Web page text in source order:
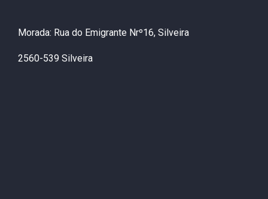
Morada: Rua do Emigrante Nrº16, Silveira
2560-539 Silveira